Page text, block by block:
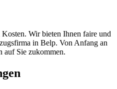
Wir bieten Ihnen faire und
in Belp. Von Anfang an
auf Sie zukommen.